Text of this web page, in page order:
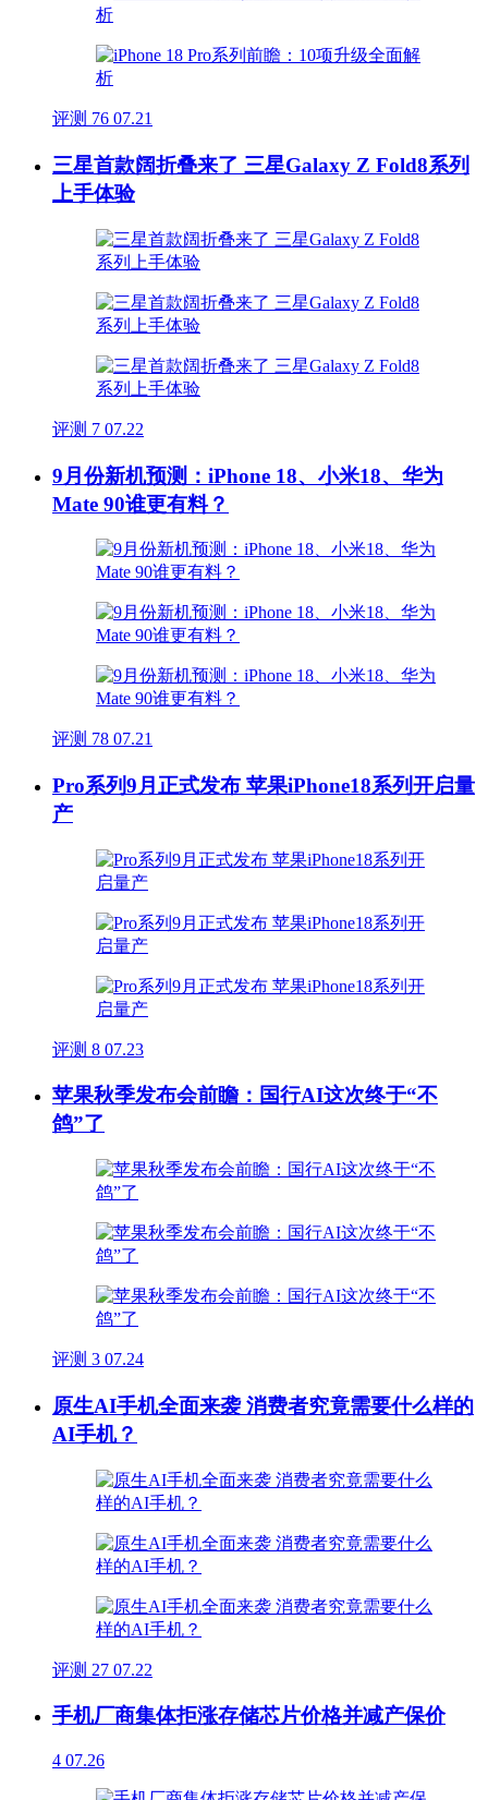
评测 76 07.21
三星首款阔折叠来了 三星Galaxy Z Fold8系列
上手体验
评测 7 07.22
9月份新机预测：iPhone 18、小米18、华为
Mate 90谁更有料？
评测 78 07.21
Pro系列9月正式发布 苹果iPhone18系列开启量
产
评测 8 07.23
苹果秋季发布会前瞻：国行AI这次终于“不
鸽”了
评测 3 07.24
原生AI手机全面来袭 消费者究竟需要什么样的
AI手机？
评测 27 07.22
手机厂商集体拒涨存储芯片价格并减产保价
4 07.26